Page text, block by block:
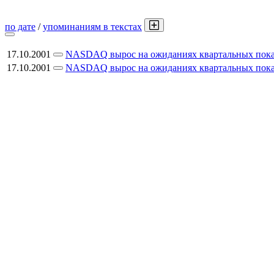
по дате /упоминаниям в текстах
17.10.2001
NASDAQ вырос на ожиданиях квартальных
17.10.2001
NASDAQ вырос на ожиданиях квартальных